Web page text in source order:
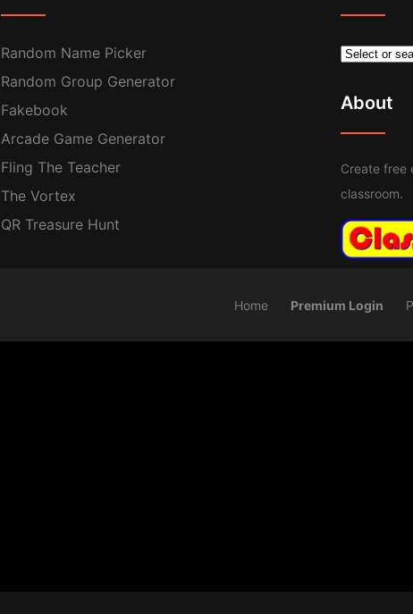
Random Name Picker
Random Group Generator
Fakebook
Arcade Game Generator
Fling The Teacher
The Vortex
QR Treasure Hunt
About
Create free
classroom.
Home Premium Login